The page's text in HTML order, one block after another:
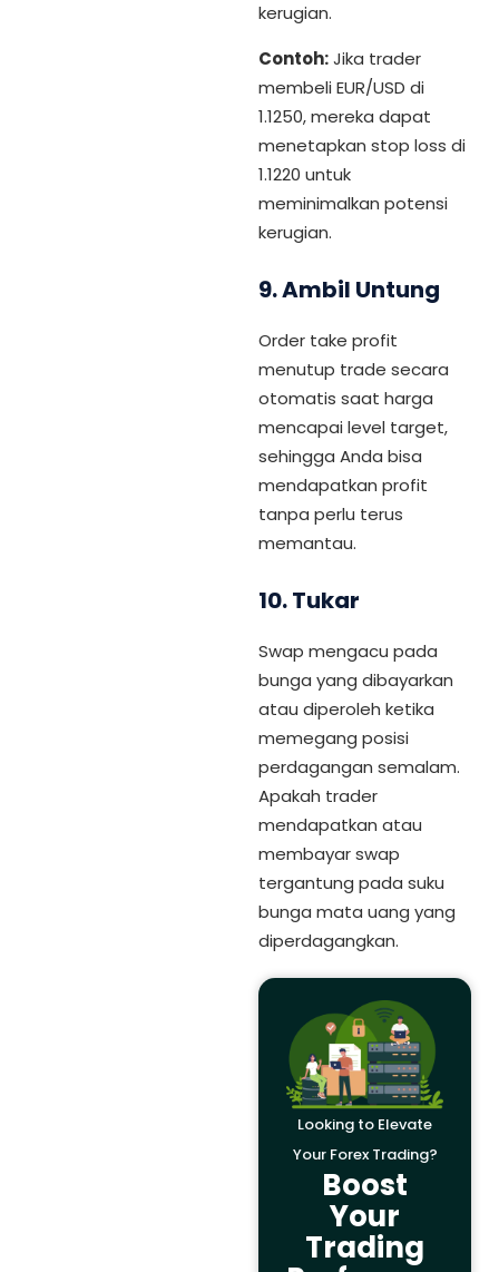
kerugian.
Contoh:Jika trader
membeli EUR/USD di
1.1250, mereka dapat
menetapkan stop loss di
1.1220 untuk
meminimalkan potensi
kerugian.
9.Ambil Untung
Order take profit
menutup trade secara
otomatis saat harga
mencapai level target,
sehingga Anda bisa
mendapatkan profit
tanpa perlu terus
memantau.
10.Tukar
Swap mengacu pada
bunga yang dibayarkan
atau diperoleh ketika
memegang posisi
perdagangan semalam.
Apakah trader
mendapatkan atau
membayar swap
tergantung pada suku
bunga mata uang yang
diperdagangkan.
Looking to Elevate
Your Forex Trading?
Boost
Your
Trading